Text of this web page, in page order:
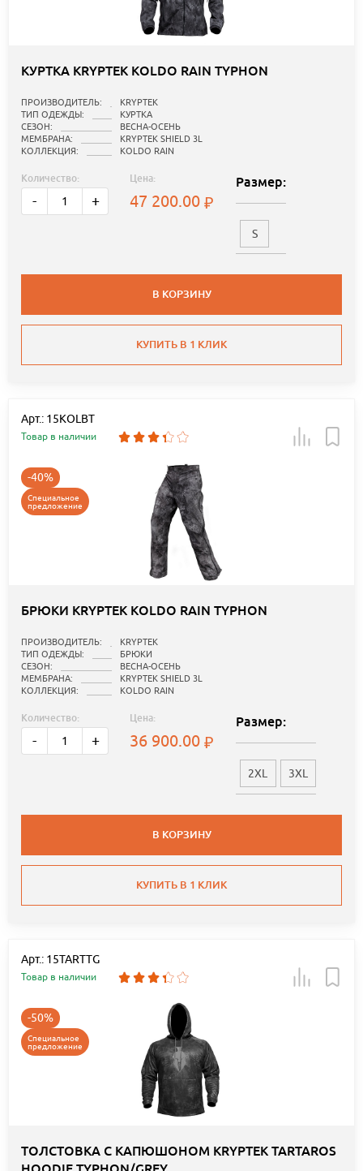
КУРТКА KRYPTEK KOLDO RAIN TYPHON
ПРОИЗВОДИТЕЛЬ:
KRYPTEK
ТИП ОДЕЖДЫ:
КУРТКА
СЕЗОН:
ВЕСНА-ОСЕНЬ
МЕМБРАНА:
KRYPTEK SHIELD 3L
КОЛЛЕКЦИЯ:
KOLDO RAIN
Количество:
- +
Цена:
47 200.00
Размер:
S
В КОРЗИНУ
КУПИТЬ В 1 КЛИК
Арт.: 15KOLBT
Товар в наличии
-40%
Специальное
предложение
БРЮКИ KRYPTEK KOLDO RAIN TYPHON
ПРОИЗВОДИТЕЛЬ:
KRYPTEK
ТИП ОДЕЖДЫ:
БРЮКИ
СЕЗОН:
ВЕСНА-ОСЕНЬ
МЕМБРАНА:
KRYPTEK SHIELD 3L
КОЛЛЕКЦИЯ:
KOLDO RAIN
Количество:
- +
Цена:
36 900.00
Размер:
2XL 3XL
В КОРЗИНУ
КУПИТЬ В 1 КЛИК
Арт.: 15TARTTG
Товар в наличии
-50%
Специальное
предложение
ТОЛСТОВКА С КАПЮШОНОМ KRYPTEK TARTAROS